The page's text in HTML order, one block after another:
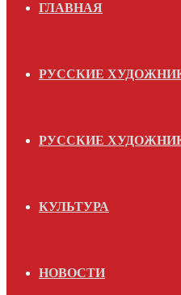
ГЛАВНАЯ
РУССКИЕ
РУССКИЕ
КУЛЬТУРА
НОВОСТИ